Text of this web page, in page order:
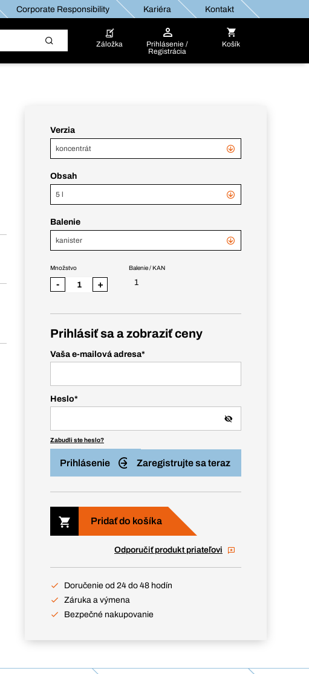
Corporate Responsibility Kariéra Kontakt
Záložka
Prihlásenie /
Registrácia
Košík
Verzia
koncentrát
Obsah
5 l
Balenie
kanister
Balenie / KAN
1
Množstvo
- +
Prihlásiť sa a zobraziť ceny
Vaša e-mailová adresa*
Heslo*
Zabudli ste heslo?
Prihlásenie Zaregistrujte sa teraz
Pridať do košíka
Odporučiť produkt priateľovi
Doručenie od 24 do 48 hodín
Záruka a výmena
Bezpečné nakupovanie